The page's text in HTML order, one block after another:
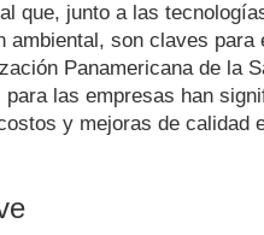
que, junto a las
ambiental, son claves para
Panamericana de la
para las empresas han
y mejoras de calidad